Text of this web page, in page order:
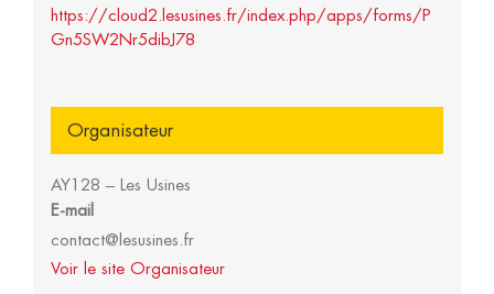
https://cloud2.lesusines.fr/index.php/apps/forms/P
Gn5SW2Nr5dibJ78
Organisateur
AY128 – Les Usines
E-mail
contact@lesusines.fr
Voir le site Organisateur